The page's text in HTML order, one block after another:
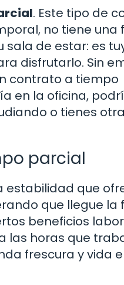
. Este tipo de
no tiene una
sala de estar: es
disfrutarlo. Sin
contrato a tiempo
en la oficina,
o tienes
parcial
estabilidad que
que llegue la
beneficios
horas que
frescura y vida